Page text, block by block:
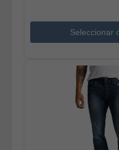
Seleccionar